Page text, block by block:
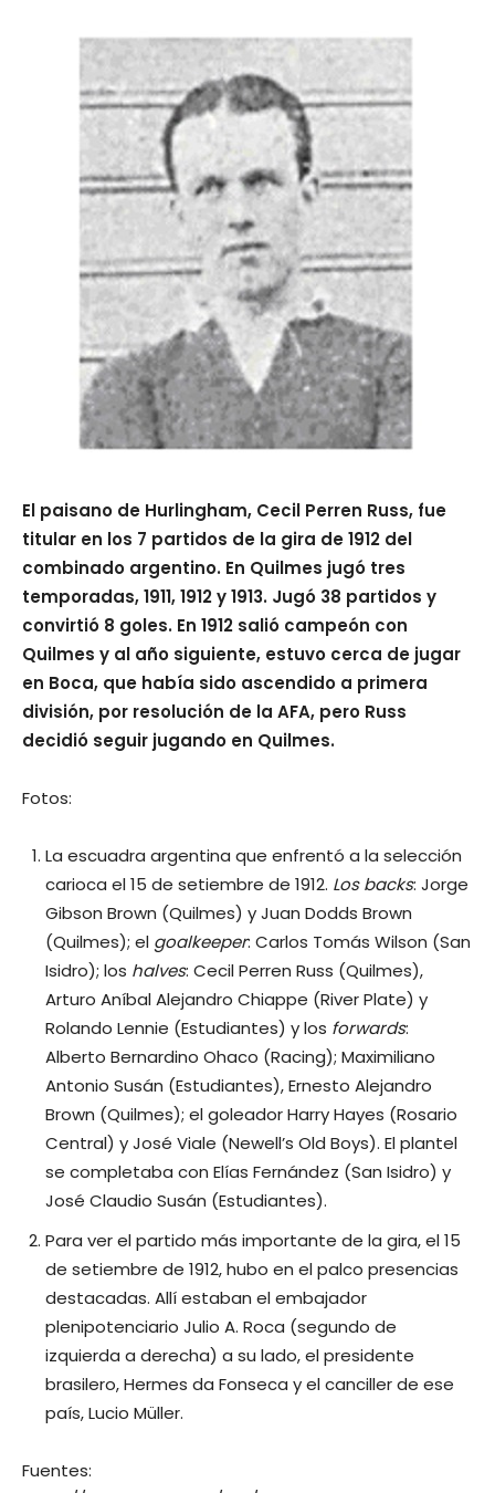
El paisano de Hurlingham, Cecil Perren Russ, fue
titular en los 7 partidos de la gira de 1912 del
combinado argentino. En Quilmes jugó tres
temporadas, 1911, 1912 y 1913. Jugó 38 partidos y
convirtió 8 goles. En 1912 salió campeón con
Quilmes y al año siguiente, estuvo cerca de jugar
en Boca, que había sido ascendido a primera
división, por resolución de la AFA, pero Russ
decidió seguir jugando en Quilmes.
Fotos:
La escuadra argentina que enfrentó a la selección
carioca el 15 de setiembre de 1912. Los backs: Jorge
Gibson Brown (Quilmes) y Juan Dodds Brown
(Quilmes); el goalkeeper: Carlos Tomás Wilson (San
Isidro); los halves: Cecil Perren Russ (Quilmes),
Arturo Aníbal Alejandro Chiappe (River Plate) y
Rolando Lennie (Estudiantes) y los forwards:
Alberto Bernardino Ohaco (Racing); Maximiliano
Antonio Susán (Estudiantes), Ernesto Alejandro
Brown (Quilmes); el goleador Harry Hayes (Rosario
Central) y José Viale (Newell’s Old Boys). El plantel
se completaba con Elías Fernández (San Isidro) y
José Claudio Susán (Estudiantes).
Para ver el partido más importante de la gira, el 15
de setiembre de 1912, hubo en el palco presencias
destacadas. Allí estaban el embajador
plenipotenciario Julio A. Roca (segundo de
izquierda a derecha) a su lado, el presidente
brasilero, Hermes da Fonseca y el canciller de ese
país, Lucio Müller.
Fuentes: